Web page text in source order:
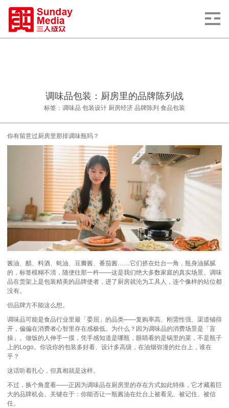
调味品包装：厨房里的品牌陈列战
标签：调味品 包装设计 厨房经济 品牌陈列 食品包装
你有留意过厨房里那排调味瓶吗？
酱油、醋、料酒、蚝油、豆瓣酱、番茄酱……它们挤在灶台一角，瓶身油腻腻
的，标签模糊不清，随便往那一杵——这是我们绝大多数家庭的真实场景。调味
品在货架上是包装精美的品牌使者，进了厨房就沦为工具人，连个像样的站位都
没有。
但品牌方不能这么想。
调味品可能是食品行业里最「委屈」的品类——复购率高、刚需性强、渠道铺得
开，偏偏在消费者心智里存在感极低。为什么？因为调味品的消费场景是「盲
操」。做饭的人伸手一摸，凭手感知道是哪瓶，眼睛看的是锅里的菜，不是瓶子
上的Logo。你说你的包装多好看、设计多高级，在油烟弥漫的灶台上，谁在
乎？
这话听着扎心，但真相就是这样。
不过，换个角度看——正因为调味品在厨房里的存在方式如此特殊，它才藏着巨
大的品牌机会。关键在于：你能否让一瓶酱油在灶台上被看见、被记住、被信
任。